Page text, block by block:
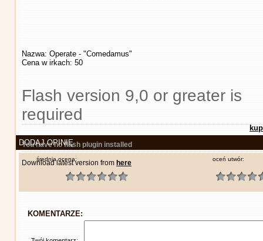
Nazwa: Operate - "Comedamus"
Cena w irkach: 50
Flash version 9,0 or greater is
required
You have no flash plugin installed
Download latest version from here
DODAJ OPINIĘ
średnia ocena: oceń utwór:
KOMENTARZE: